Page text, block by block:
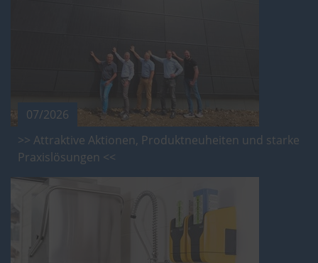
07/2026
>> Attraktive Aktionen, Produktneuheiten und starke
Praxislösungen <<